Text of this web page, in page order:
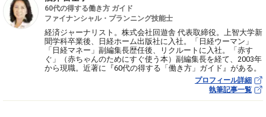
60代の得する働き方 ガイド
ファイナンシャル・プランニング技能士
経済ジャーナリスト。株式会社回遊舎 代表取締役。上智大学新
聞学科卒業後、日経ホーム出版社に入社。「日経ウーマン」
「日経マネー」副編集長歴任後、リクルートに入社。「赤す
ぐ」（赤ちゃんのためにすぐ使う本）副編集長を経て、2003年
から現職。近著に『60代の得する「働き方」ガイド』がある。
プロフィール詳細
執筆記事一覧